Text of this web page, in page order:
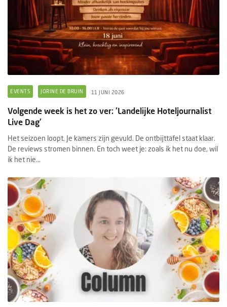
EVENTS JORINE DE BRUIN 11 JUNI 2026
Volgende week is het zo ver: 'Landelijke Hoteljournalist
Live Dag'
Het seizoen loopt. Je kamers zijn gevuld. De ontbijttafel staat klaar.
De reviews stromen binnen. En toch weet je: zoals ik het nu doe, wil
ik het nie...